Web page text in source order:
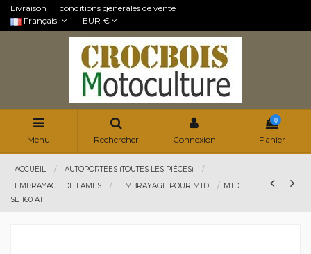
Livraison
conditions generales de vente
Français
EUR €
Menu Rechercher Connexion
0
Panier
ACCUEIL
AUTOPORTÉES (TOUTES LES PIÈCES)
EMBRAYAGE DE LAMES
EMBRAYAGE POUR MTD
MTD
SE 160 AT